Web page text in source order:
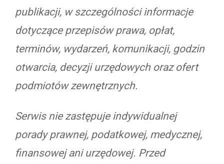
publikacji, w szczególności informacje
dotyczące przepisów prawa, opłat,
terminów, wydarzeń, komunikacji, godzin
otwarcia, decyzji urzędowych oraz ofert
podmiotów zewnętrznych.
Serwis nie zastępuje indywidualnej
porady prawnej, podatkowej, medycznej,
finansowej ani urzędowej. Przed